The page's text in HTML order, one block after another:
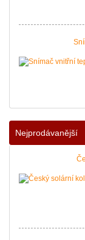
|více zde ..
Nejprodávanější